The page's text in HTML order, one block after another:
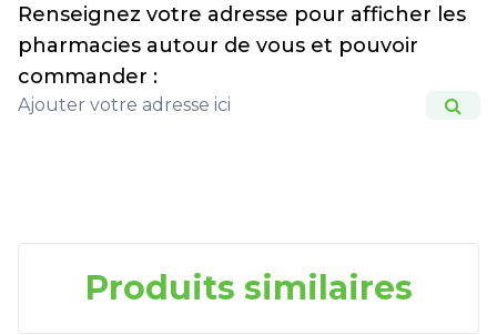
Renseignez votre adresse pour afficher les
pharmacies autour de vous et pouvoir
commander :
Produits similaires